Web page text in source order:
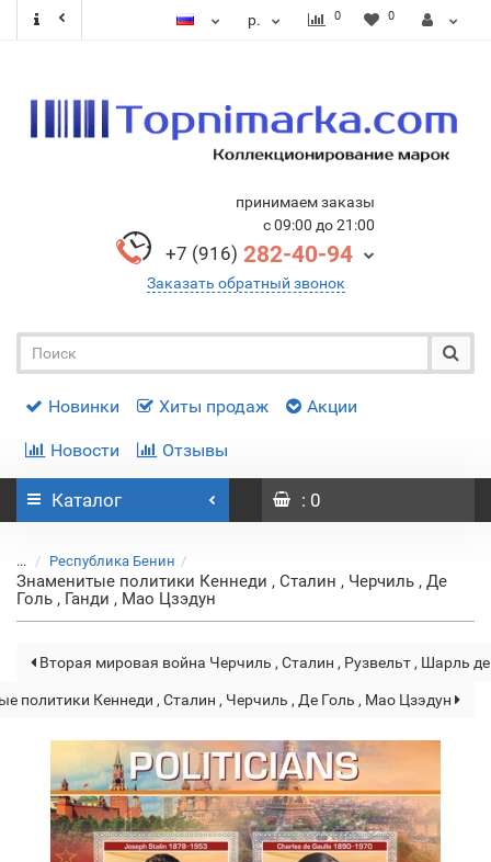
р. 0 0
принимаем заказы
с 09:00 до 21:00
+7 (916) 282-40-94
Заказать обратный звонок
Новинки Хиты продаж Акции
Новости Отзывы
Каталог : 0
... Республика Бенин
Знаменитые политики Кеннеди , Сталин , Черчиль , Де
Голь , Ганди , Мао Цзэдун
Вторая мировая война Черчиль , Сталин , Рузвельт , Шарль
политики Кеннеди , Сталин , Черчиль , Де Голь , Мао Цзэдун